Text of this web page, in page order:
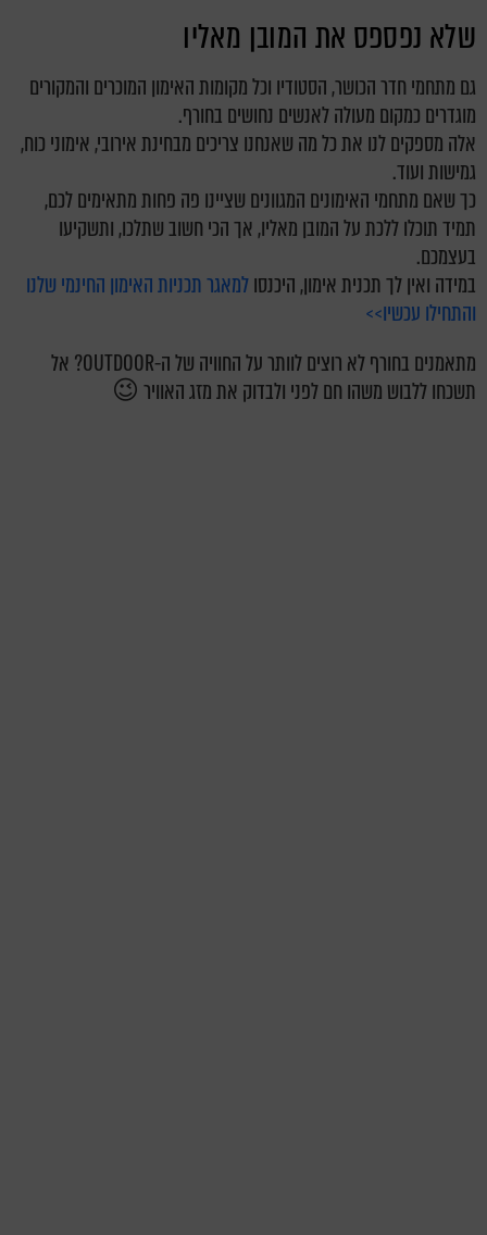
שלא נפספס את המובן מאליו
גם מתחמי חדר הכושר, הסטודיו וכל מקומות האימון המוכרים והמקורים
מוגדרים כמקום מעולה לאנשים נחושים בחורף.
אלה מספקים לנו את כל מה שאנחנו צריכים מבחינת אירובי, אימוני כוח,
גמישות ועוד.
כך שאם מתחמי האימונים המגוונים שציינו פה פחות מתאימים לכם,
תמיד תוכלו ללכת על המובן מאליו, אך הכי חשוב שתלכו, ותשקיעו
בעצמכם.
במידה ואין לך תכנית אימון, היכנסולמאגר תכניות האימון החינמי שלנו
והתחילו עכשיו>>
מתאמנים בחורף לא רוצים לוותר על החוויה של ה-OUTDOOR? אל
תשכחו ללבוש משהו חם לפני ולבדוק את מזג האוויר 😉